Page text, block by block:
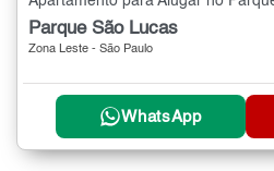
Parque São Lucas
Zona Leste - São Paulo
WhatsApp